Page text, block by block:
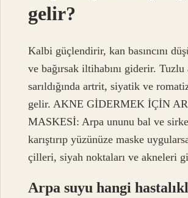
gelir?
Kalbi güçlendirir, kan basıncını
ve bağırsak iltihabını giderir. Tuzlu
sarıldığında artrit, siyatik ve
gelir. AKNE GİDERMEK İÇİN
MASKESİ: Arpa ununu bal ve
karıştırıp yüzünüze maske
çilleri, siyah noktaları ve akneleri
Arpa suyu hangi